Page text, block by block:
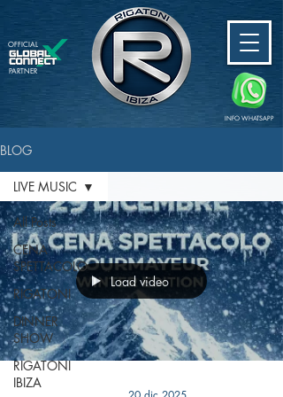
PARTNER
OFFICIAL
INFO WHATSAPP
BLOG
All Posts
CENA
SPETTACOLO
RIGATONI
DINNER
SHOW
RIGATONI
IBIZA
LIVE MUSIC
Load video